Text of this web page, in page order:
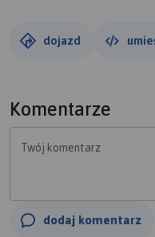
dojazd
Komentarze
Twój komentarz
dodaj komentarz